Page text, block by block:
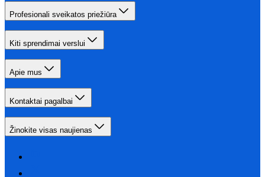
Profesionali sveikatos priežiūra
Kiti sprendimai verslui
Apie mus
Kontaktai pagalbai
Žinokite visas naujienas